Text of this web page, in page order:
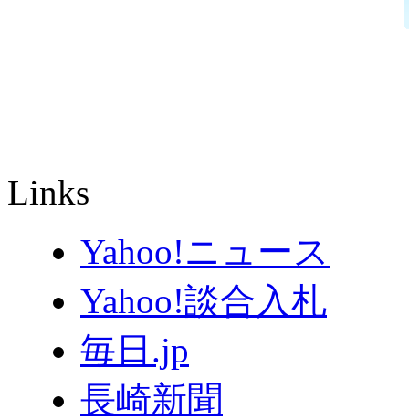
Links
Yahoo!ニュース
Yahoo!談合入札
毎日.jp
長崎新聞